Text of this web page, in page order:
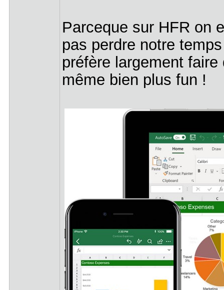
Parceque sur HFR on
pas perdre notre
préfère largement
même bien plus fun !